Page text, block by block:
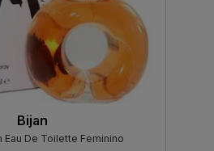
Bijan
Eau De Toilette Feminino